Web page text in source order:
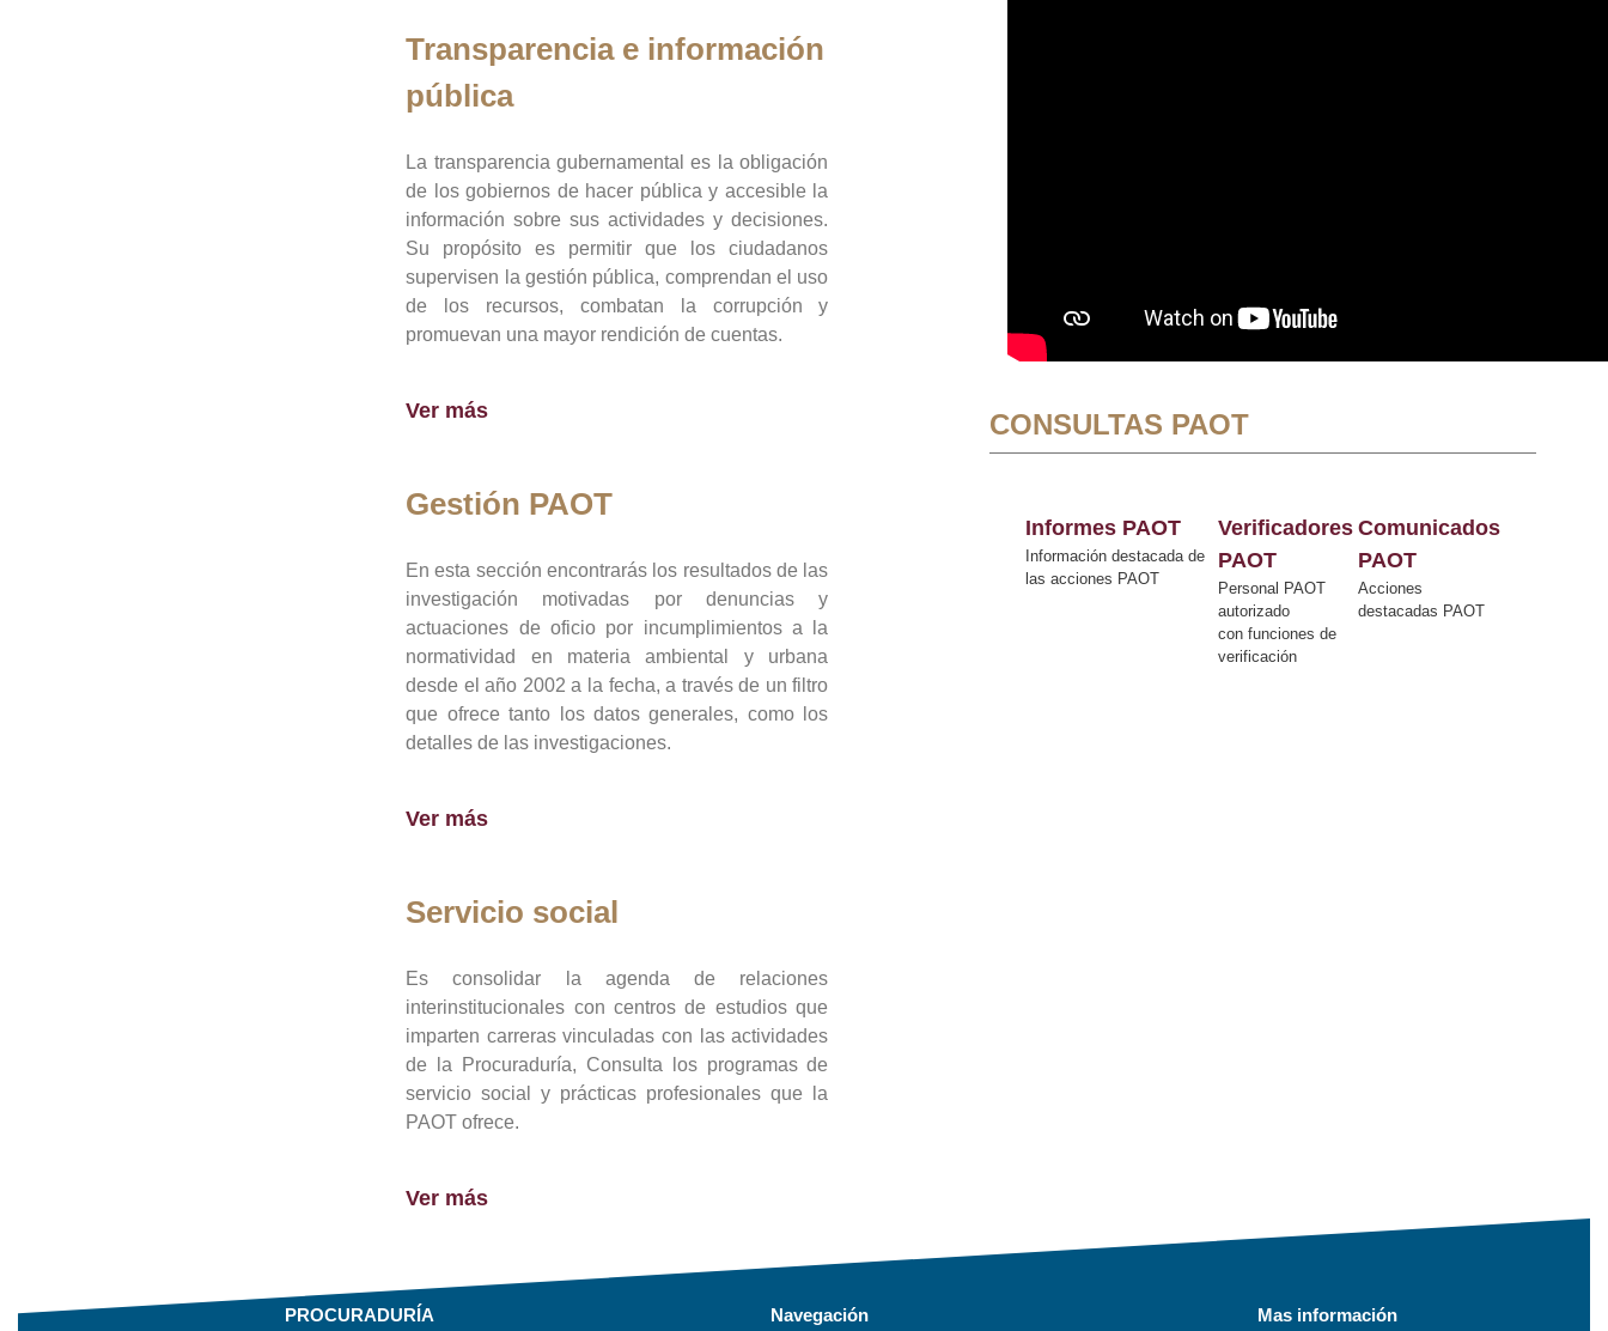
Transparencia e información
pública
La transparencia gubernamental es la obligación
de los gobiernos de hacer pública y accesible la
información sobre sus actividades y decisiones.
Su propósito es permitir que los ciudadanos
supervisen la gestión pública, comprendan el uso
de los recursos, combatan la corrupción y
promuevan una mayor rendición de cuentas.
Ver más
Gestión PAOT
En esta sección encontrarás los resultados de las
investigación motivadas por denuncias y
actuaciones de oficio por incumplimientos a la
normatividad en materia ambiental y urbana
desde el año 2002 a la fecha, a través de un filtro
que ofrece tanto los datos generales, como los
detalles de las investigaciones.
Ver más
Servicio social
Es consolidar la agenda de relaciones
interinstitucionales con centros de estudios que
imparten carreras vinculadas con las actividades
de la Procuraduría, Consulta los programas de
servicio social y prácticas profesionales que la
PAOT ofrece.
Ver más
CONSULTAS PAOT
Informes PAOT
Información destacada de
las acciones PAOT
Verificadores
PAOT
Personal PAOT
autorizado
con funciones de
verificación
Comunicados
PAOT
Acciones
destacadas PAOT
PROCURADURÍA Navegación Mas información